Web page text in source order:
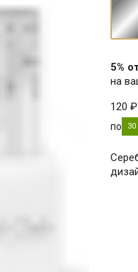
5%
на
120 ₽
по 30